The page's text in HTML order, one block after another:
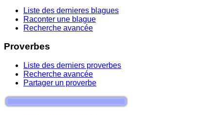
Liste des dernieres blagues
Raconter une blague
Recherche avancée
Proverbes
Liste des derniers proverbes
Recherche avancée
Partager un proverbe